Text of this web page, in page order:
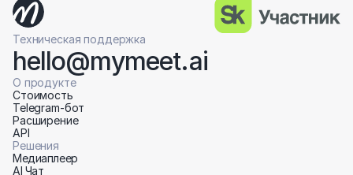
Техническая поддержка
hello@mymeet.ai
О продукте
Cтоимость
Telegram-бот
Расширение
API
Решения
Медиаплеер
AI Чат